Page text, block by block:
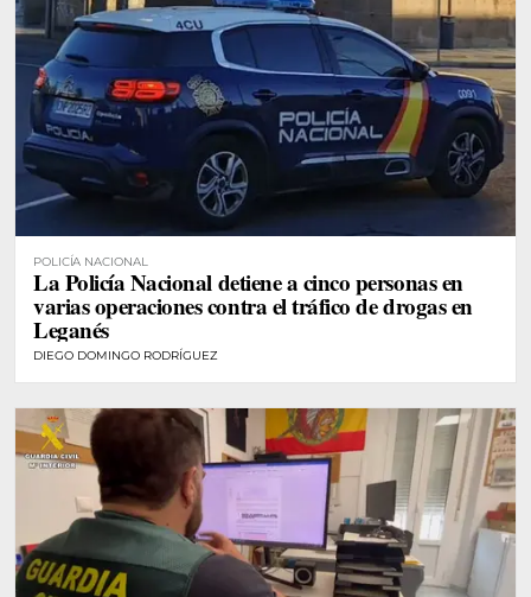
POLICÍA NACIONAL
La Policía Nacional detiene a cinco personas en
varias operaciones contra el tráfico de drogas en
Leganés
DIEGO DOMINGO RODRÍGUEZ